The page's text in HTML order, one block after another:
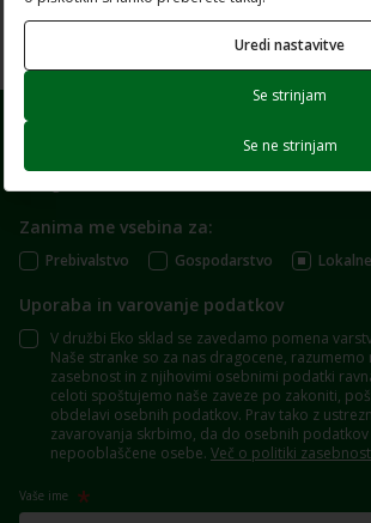
Prenesi dokument
Prijavite se na e-novice
Zanima me vsebina za:
Prebivalstvo Gospodarstvo
Uporaba in varovanje podatkov
V družbi Eko sklad se zavedamo pomena
Naše stranke so za nas dragocene, razumemo
zasebnost in z njihovimi osebnimi podatki
celoti spoštujemo naše zaveze po zakoniti,
obdelavi osebnih podatkov. Prav tako z
zavarovanja skrbimo, da do osebnih
nepooblaščene osebe. Več o politiki
Vaše ime
Uredi nastavitve
Se strinjam
Se ne strinjam